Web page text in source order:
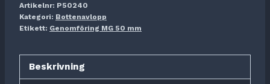
Artikelnr: P50240
Kategori: Bottenavlopp
Etikett: Genomföring MG 50 mm
Beskrivning